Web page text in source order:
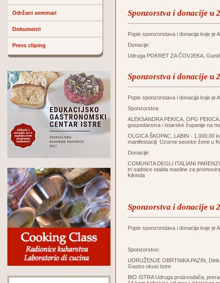
Održani seminari
Dokumenti
Press cliping
Sponzorstva i donacije u
Popis sponzorstava i donacija koje je
Donacije:
Udruga POKRET ZA ČOVJEKA,
Sponzorstva i donacije u
Popis sponzorstava i donacija koje je
Sponzorstva:
ALEKSANDRA PEKICA, OPG
gospodarstva i Istarske županije na
OLGICA ŠKOPAC, LABIN - 1.000,00
manifestaciji Uzorne seoske žene u
Donacije:
COMUNITA DEGLI ITALIANI
tri sadnice stabla masline za
Kikinda
Sponzorstva i donacije u
Popis sponzorstava i donacija koje je
Sponzorstvo:
UDRUŽENJE OBRTNIKA PAZIN,
Gastro okusi Istre
BIO ISTRA Udruga proizvođača,